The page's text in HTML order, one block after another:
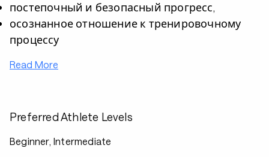
постепочный и безопасный прогресс,
осознанное отношение к тренировочному
процессу
Read More
Preferred Athlete Levels
Beginner, Intermediate